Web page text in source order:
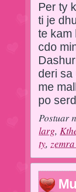
Per ty
ti je
te kam
cdo
deri sa
me
po
Postuar
larg,
ty,